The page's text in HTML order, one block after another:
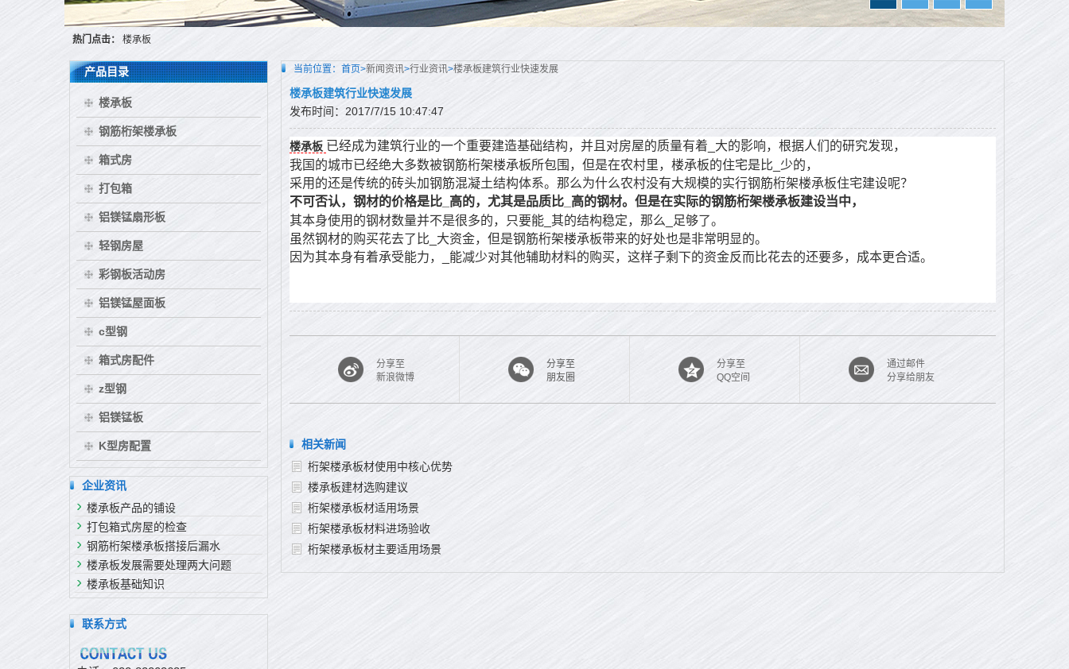
热门点击： 楼承板
当前位置： 首页>新闻资讯>行业资讯>楼承板建筑行业快速发展
楼承板建筑行业快速发展
发布时间：2017/7/15 10:47:47
楼承板 已经成为建筑行业的一个重要建造基础结构，并且对房屋的质量有着_大的影响，根据人们的研究发现，
我国的城市已经绝大多数被钢筋桁架楼承板所包围，但是在农村里，楼承板的住宅是比_少的，
采用的还是传统的砖头加钢筋混凝土结构体系。那么为什么农村没有大规模的实行钢筋桁架楼承板住宅建设呢？
不可否认，钢材的价格是比_高的，尤其是品质比_高的钢材。但是在实际的钢筋桁架楼承板建设当中，
其本身使用的钢材数量并不是很多的，只要能_其的结构稳定，那么_足够了。
虽然钢材的购买花去了比_大资金，但是钢筋桁架楼承板带来的好处也是非常明显的。
因为其本身有着承受能力，_能减少对其他辅助材料的购买，这样子剩下的资金反而比花去的还要多，成本更合适。
分享至
新浪微博
分享至
朋友圈
分享至
QQ空间
通过邮件
分享给朋友
相关新闻
桁架楼承板材使用中核心优势
楼承板建材选购建议
桁架楼承板材适用场景
桁架楼承板材料进场验收
桁架楼承板材主要适用场景
产品目录
楼承板
钢筋桁架楼承板
箱式房
打包箱
铝镁锰扇形板
轻钢房屋
彩钢板活动房
铝镁锰屋面板
c型钢
箱式房配件
z型钢
铝镁锰板
K型房配置
企业资讯
楼承板产品的铺设
打包箱式房屋的检查
钢筋桁架楼承板搭接后漏水
楼承板发展需要处理两大问题
楼承板基础知识
联系方式